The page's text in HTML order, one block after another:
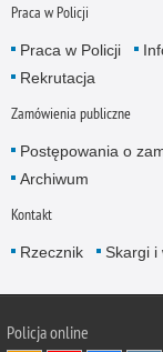
Praca w Policji
Praca w Policji
Rekrutacja
Zamówienia publiczne
Postępowania o
Archiwum
Kontakt
Rzecznik Skargi i
Policjaonline